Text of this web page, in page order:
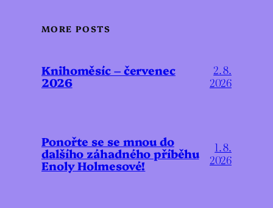
MORE POSTS
Knihoměsíc – červenec
2026
2. 8.
2026
Ponořte se se mnou do
dalšího záhadného příběhu
Enoly Holmesové!
1. 8.
2026